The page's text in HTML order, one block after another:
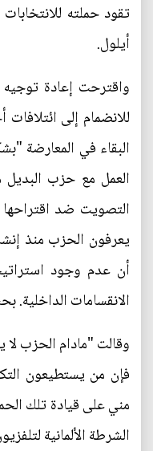
أيلول.
واقترحت إعادة
البقاء في المعارضة
العمل مع حزب البديل
التصويت ضد
أن عدم وجود
الانقسامات الداخلية.
وقالت "مادام الحزب لا
فإن من يستطيعون
مني على قيادة تلك
الشرطة الألمانية